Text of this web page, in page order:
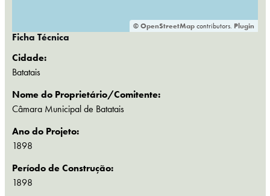
©OpenStreetMapcontributors. Plugin
Ficha Técnica
Cidade:
Batatais
Nome do Proprietário/Comitente:
Câmara Municipal de Batatais
Ano do Projeto:
1898
Período de Construção:
1898